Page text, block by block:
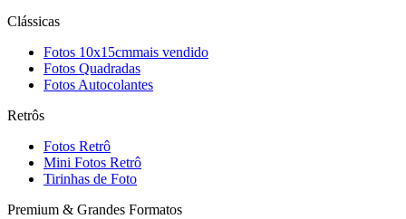
Clássicas
Fotos 10x15cmmais vendido
Fotos Quadradas
Fotos Autocolantes
Retrôs
Fotos Retrô
Mini Fotos Retrô
Tirinhas de Foto
Premium & Grandes Formatos